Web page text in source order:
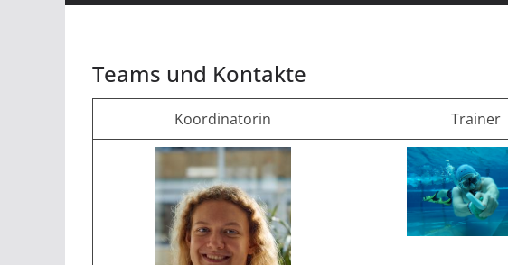
Teams und Kontakte
Koordinatorin Trainer